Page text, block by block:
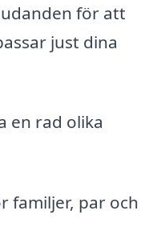
för att
just dina
en rad olika
familjer, par och